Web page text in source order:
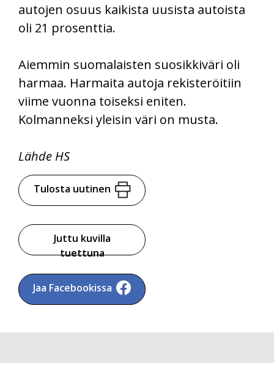
autojen osuus kaikista uusista autoista
oli 21 prosenttia.
Aiemmin suomalaisten suosikkiväri oli
harmaa. Harmaita autoja rekisteröitiin
viime vuonna toiseksi eniten.
Kolmanneksi yleisin väri on musta.
Lähde HS
Tulosta uutinen
Juttu kuvilla
tuettuna
Jaa Facebookissa